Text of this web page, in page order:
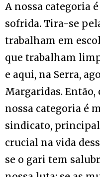
A nossa categoria
sofrida. Tira-se
trabalham em
que trabalham
e aqui, na Serra,
Margaridas. Então,
nossa categoria é
sindicato,
crucial na vida
se o gari tem